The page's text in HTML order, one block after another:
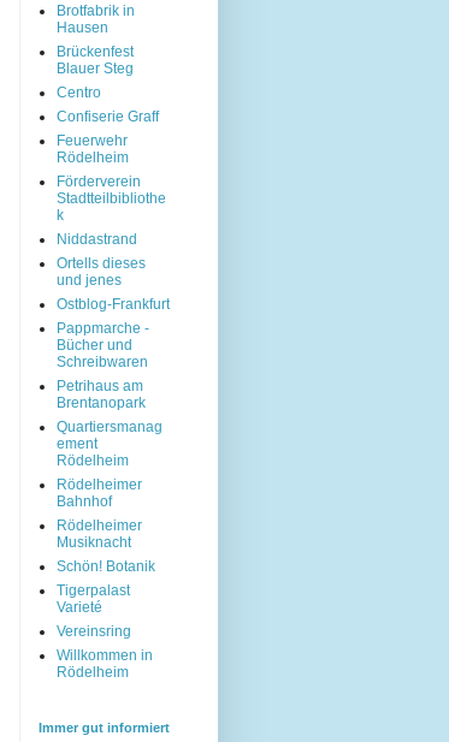
Brotfabrik in
Hausen
Brückenfest
Blauer Steg
Centro
Confiserie Graff
Feuerwehr
Rödelheim
Förderverein
Stadtteilbibliothe
k
Niddastrand
Ortells dieses
und jenes
Ostblog-Frankfurt
Pappmarche -
Bücher und
Schreibwaren
Petrihaus am
Brentanopark
Quartiersmanag
ement
Rödelheim
Rödelheimer
Bahnhof
Rödelheimer
Musiknacht
Schön! Botanik
Tigerpalast
Varieté
Vereinsring
Willkommen in
Rödelheim
Immer gut informiert